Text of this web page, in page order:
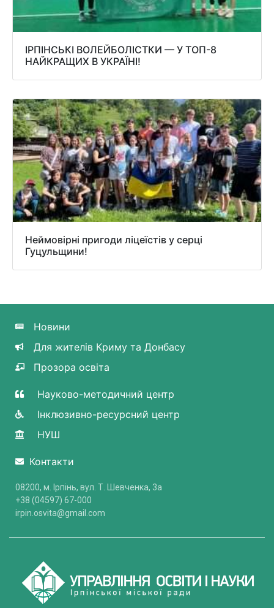
ІРПІНСЬКІ ВОЛЕЙБОЛІСТКИ — У ТОП-8
НАЙКРАЩИХ В УКРАЇНІ!
Неймовірні пригоди ліцеїстів у серці
Гуцульщини!
Новини
Для жителів Криму та Донбасу
Прозора освіта
Науково-методичний центр
Інклюзивно-ресурсний центр
НУШ
Контакти
08200, м. Ірпінь, вул. Т. Шевченка, 3a
+38 (04597) 67-000
irpin.osvita@gmail.com